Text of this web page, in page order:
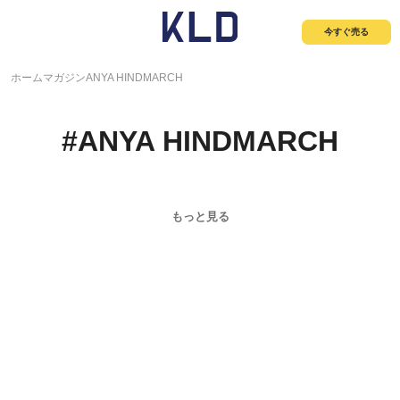
今すぐ売る
ホームマガジンANYA HINDMARCH
#ANYA HINDMARCH
もっと見る